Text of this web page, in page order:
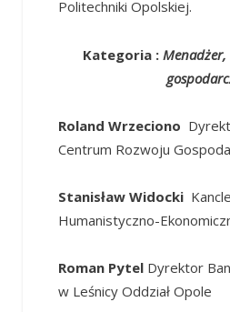
Politechniki Opolskiej.
Kategoria : Menadżer,
Roland Wrzeciono
Centrum Rozwoju
Stanisław Widocki
Humanistyczno-
Roman Pytel Dyrektor
w Leśnicy Oddział Opole